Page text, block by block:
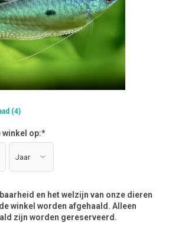
(4)
winkel op:*
en het welzijn van onze dieren
winkel worden afgehaald. Alleen
zijn worden gereserveerd.